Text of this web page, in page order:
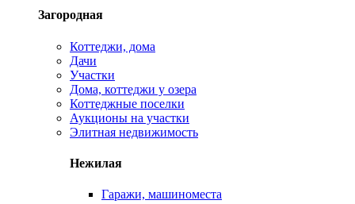
Загородная
Коттеджи, дома
Дачи
Участки
Дома, коттеджи у озера
Коттеджные поселки
Аукционы на участки
Элитная недвижимость
Нежилая
Гаражи, машиноместа